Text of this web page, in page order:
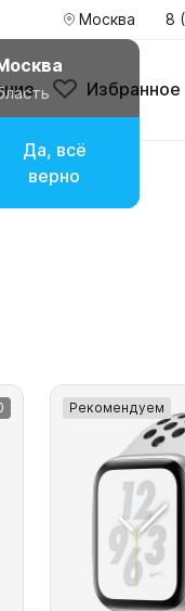
Избранное
Москва
Да, всё
верно
8
Избранное
Рекомендуем